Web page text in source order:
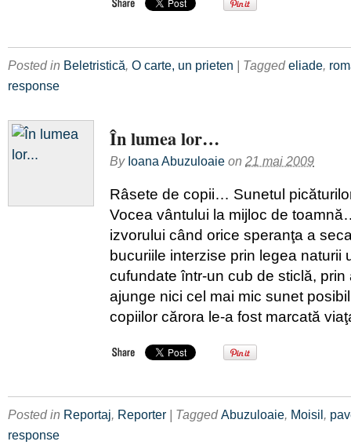
Posted in Beletristică, O carte, un prieten | Taggedeliade,
response
În lumea lor…
By Ioana Abuzuloaie on 21 mai 2009
Râsete de copii… Sunetul
Vocea vântului la mijloc de
izvorului când orice speranţa a
bucuriile interzise prin legea naturii
cufundate într-un cub de sticlă, prin
ajunge nici cel mai mic sunet
copiilor cărora le-a fost marcată
Posted in Reportaj, Reporter | TaggedAbuzuloaie, Moisil,
response